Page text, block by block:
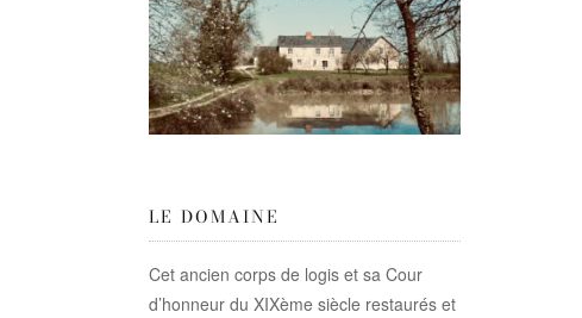
LE DOMAINE
Cet ancien corps de logis et sa Cour
d’honneur du XIXème siècle restaurés et